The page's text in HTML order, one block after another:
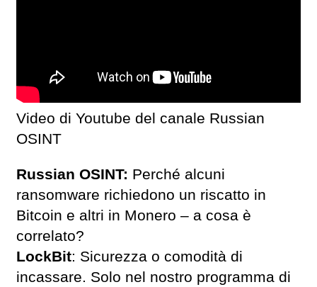
Video di Youtube del canale Russian
OSINT
Russian OSINT: Perché alcuni
ransomware richiedono un riscatto in
Bitcoin e altri in Monero – a cosa è
correlato?
LockBit: Sicurezza o comodità di
incassare. Solo nel nostro programma di